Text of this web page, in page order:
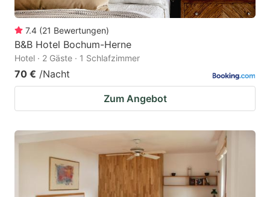
7.4 (21 Bewertungen)
B&B Hotel Bochum-Herne
Hotel · 2 Gäste · 1 Schlafzimmer
70 € /Nacht
Zum Angebot